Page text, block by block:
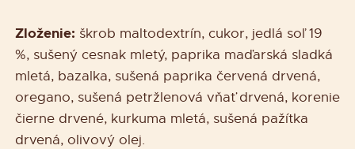
Zloženie: škrob maltodextrín, cukor, jedlá soľ 19
%, sušený cesnak mletý, paprika maďarská sladká
mletá, bazalka, sušená paprika červená drvená,
oregano, sušená petržlenová vňať drvená, korenie
čierne drvené, kurkuma mletá, sušená pažítka
drvená, olivový olej.